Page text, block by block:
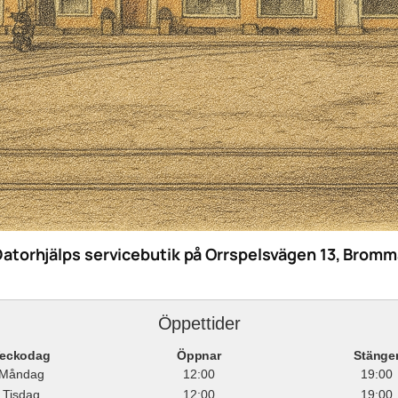
servicebutik på Orrspelsvägen 13,
Öppettider
Öppnar
12:00
19:00
Tisdag
12:00 19:00